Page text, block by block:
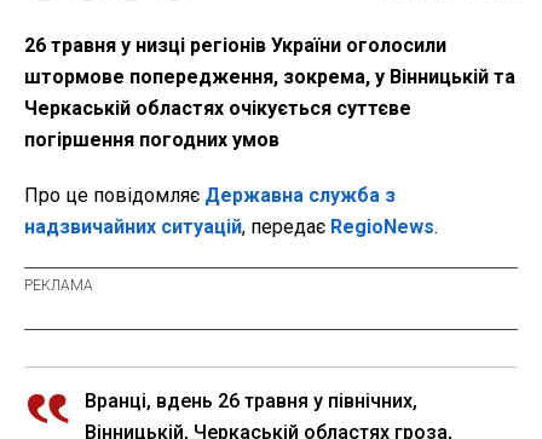
26 травня у низці регіонів України оголосили
штормове попередження, зокрема, у Вінницькій та
Черкаській областях очікується суттєве
погіршення погодних умов
Про це повідомляє Державна служба з
надзвичайних ситуацій, передає RegioNews.
Вранці, вдень 26 травня у північних,
Вінницькій, Черкаській областях гроза,